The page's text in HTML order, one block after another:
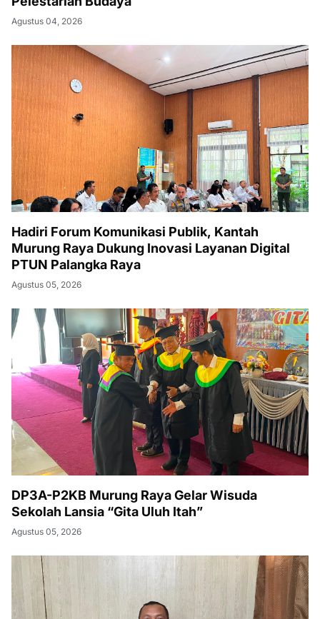
Agustus 04, 2026
Hadiri Forum Komunikasi Publik, Kantah
Murung Raya Dukung Inovasi Layanan Digital
PTUN Palangka Raya
Agustus 05, 2026
DP3A-P2KB Murung Raya Gelar Wisuda
Sekolah Lansia “Gita Uluh Itah”
Agustus 05, 2026